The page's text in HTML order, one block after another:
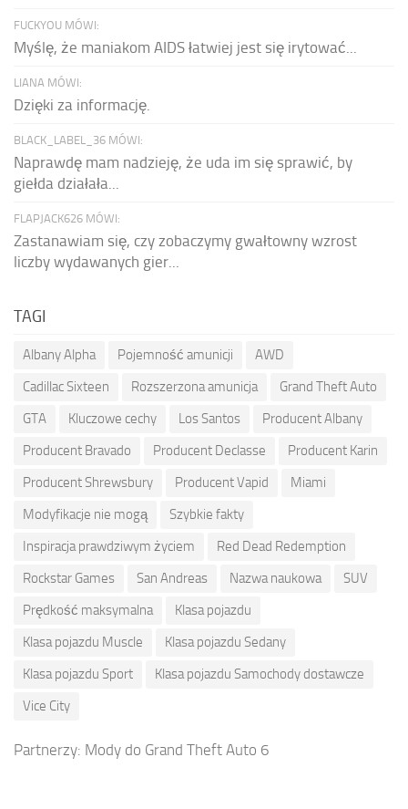
FUCKYOU MÓWI:
Myślę, że maniakom AIDS łatwiej jest się irytować...
LIANA MÓWI:
Dzięki za informację.
BLACK_LABEL_36 MÓWI:
Naprawdę mam nadzieję, że uda im się sprawić, by
giełda działała...
FLAPJACK626 MÓWI:
Zastanawiam się, czy zobaczymy gwałtowny wzrost
liczby wydawanych gier...
TAGI
Albany Alpha Pojemność amunicji
AWD
Cadillac Sixteen
Rozszerzona amunicja
Grand Theft Auto
GTA
Kluczowe cechy Los Santos
Producent Albany
Producent Bravado
Producent Declasse
Producent Karin
Producent Shrewsbury
Producent Vapid
Miami
Modyfikacje nie mogą
Szybkie fakty
Inspiracja prawdziwym życiem
Red Dead Redemption
Rockstar Games
San Andreas Nazwa naukowa
SUV
Prędkość maksymalna
Klasa pojazdu
Klasa pojazdu Muscle
Klasa pojazdu Sedany
Klasa pojazdu Sport
Klasa pojazdu Samochody dostawcze
Vice City
Partnerzy: Mody do Grand Theft Auto 6